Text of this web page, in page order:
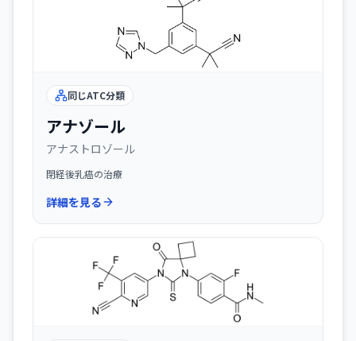
同じATC分類
アナゾール
アナストロゾール
閉経後乳癌の治療
詳細を見る